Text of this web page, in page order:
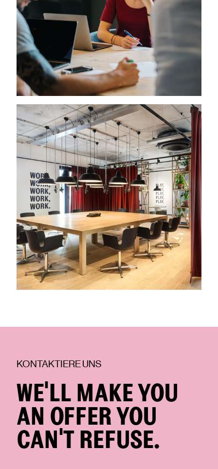
KONTAKTIERE UNS
WE'LL MAKE YOU
AN OFFER YOU
CAN'T REFUSE.